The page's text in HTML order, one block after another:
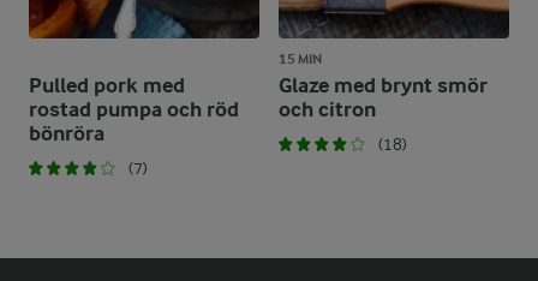
Pulled pork med
rostad pumpa och röd
bönröra
(7)
15 MIN
Glaze med brynt smör
och citron
(18)